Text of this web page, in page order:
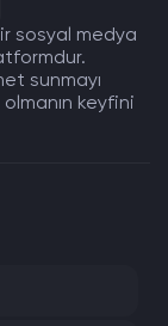
sosyal medya
sunmayı
keyfini